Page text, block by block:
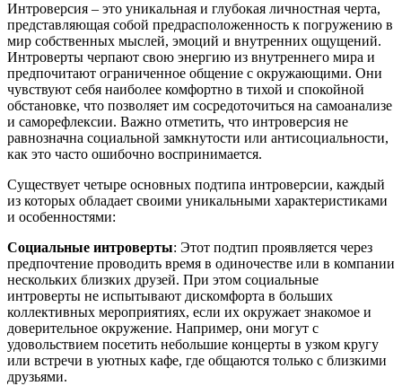
Интроверсия – это уникальная и глубокая личностная черта,
представляющая собой предрасположенность к погружению в
мир собственных мыслей, эмоций и внутренних ощущений.
Интроверты черпают свою энергию из внутреннего мира и
предпочитают ограниченное общение с окружающими. Они
чувствуют себя наиболее комфортно в тихой и спокойной
обстановке, что позволяет им сосредоточиться на самоанализе
и саморефлексии. Важно отметить, что интроверсия не
равнозначна социальной замкнутости или антисоциальности,
как это часто ошибочно воспринимается.
Существует четыре основных подтипа интроверсии, каждый
из которых обладает своими уникальными характеристиками
и особенностями:
Социальные интроверты: Этот подтип проявляется через
предпочтение проводить время в одиночестве или в компании
нескольких близких друзей. При этом социальные
интроверты не испытывают дискомфорта в больших
коллективных мероприятиях, если их окружает знакомое и
доверительное окружение. Например, они могут с
удовольствием посетить небольшие концерты в узком кругу
или встречи в уютных кафе, где общаются только с близкими
друзьями.